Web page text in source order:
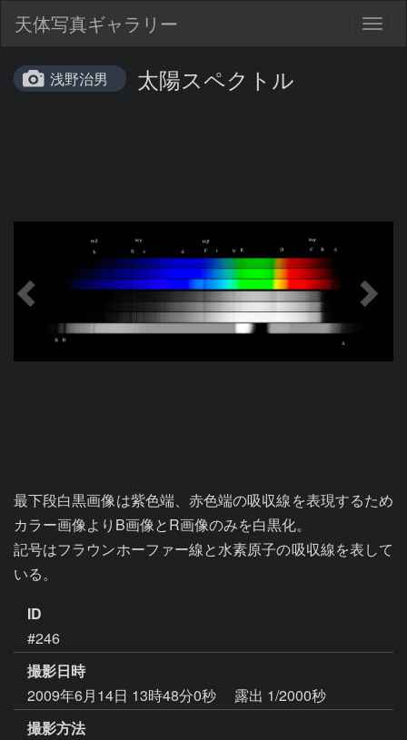
天体写真ギャラリー
浅野治男 太陽スペクトル
最下段白黒画像は紫色端、赤色端の吸収線を表現するため
カラー画像よりB画像とR画像のみを白黒化。
記号はフラウンホーファー線と水素原子の吸収線を表して
いる。
ID
#246
撮影日時
2009年6月14日 13時48分0秒
露出 1/2000秒
撮影方法